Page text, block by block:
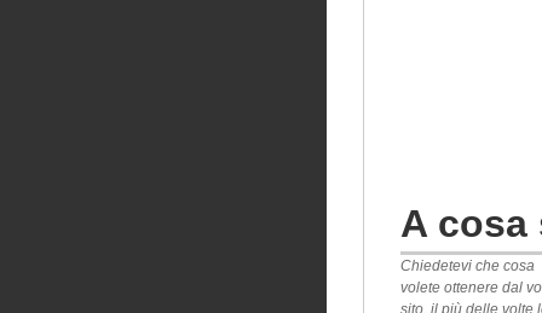
A cosa
Chiedetevi che cosa
volete ottenere dal
sito, il più delle volte